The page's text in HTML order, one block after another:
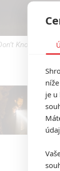
Knock
je u